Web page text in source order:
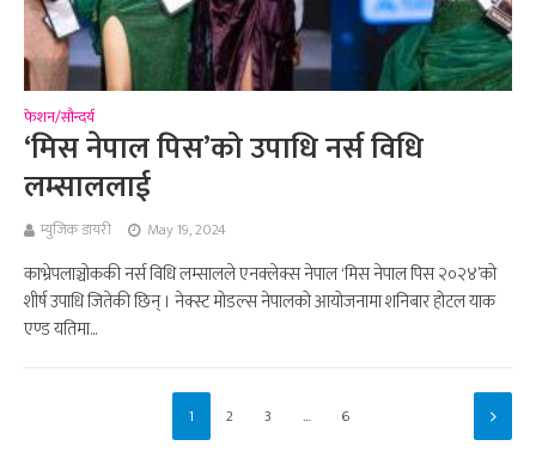
फेशन/सौन्दर्य
‘मिस नेपाल पिस’को उपाधि नर्स विधि
लम्साललाई
म्युजिक डायरी May 19, 2024
काभ्रेपलाञ्चोककी नर्स विधि लम्सालले एनक्लेक्स नेपाल ‘मिस नेपाल पिस २०२४’को
शीर्ष उपाधि जितेकी छिन् । नेक्स्ट मोडल्स नेपालको आयोजनामा शनिबार होटल याक
एण्ड यतिमा...
1 2 3 … 6